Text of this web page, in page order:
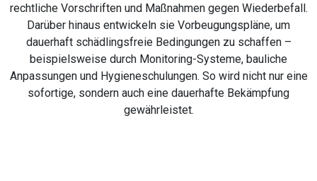
rechtliche Vorschriften und Maßnahmen gegen Wiederbefall.
Darüber hinaus entwickeln sie Vorbeugungspläne, um
dauerhaft schädlingsfreie Bedingungen zu schaffen –
beispielsweise durch Monitoring-Systeme, bauliche
Anpassungen und Hygieneschulungen. So wird nicht nur eine
sofortige, sondern auch eine dauerhafte Bekämpfung
gewährleistet.